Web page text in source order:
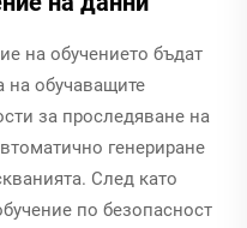
на обучението бъдат
на обучаващите
за проследяване на
генериране
След като
по безопасност